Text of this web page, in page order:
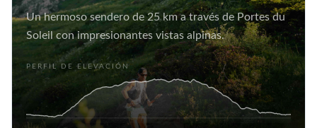
Un hermoso sendero de 25 km a través de Portes du
Soleil con impresionantes vistas alpinas.
PERFIL DE ELEVACIÓN